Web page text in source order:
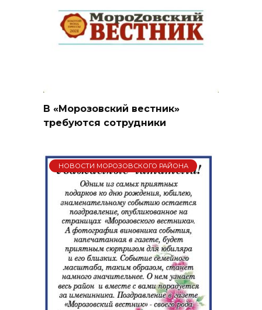
В «Морозовский вестник»
требуются сотрудники
НОВОСТИ МОРОЗОВСКОГО РАЙОНА